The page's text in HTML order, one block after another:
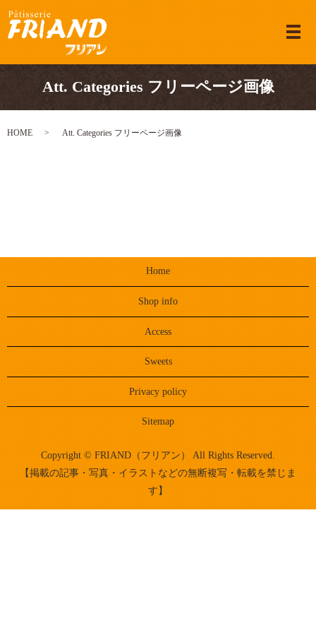
メ
Att. Categories フリーページ画像
HOME Att. Categories フリーページ画像
Home
Shop info
Access
Sweets
Privacy policy
Sitemap
Copyright © FRIAND（フリアン） All Rights Reserved.
【掲載の記事・写真・イラストなどの無断複写・転載を禁じま
す】